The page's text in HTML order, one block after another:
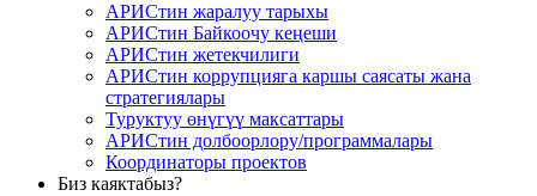
АРИСтин жаралуу тарыхы
АРИСтин Байкоочу кеңеши
АРИСтин жетекчилиги
АРИСтин коррупцияга каршы саясаты жана
стратегиялары
Туруктуу өнүгүү максаттары
АРИСтин долбоорлору/программалары
Координаторы проектов
Биз каяктабыз?